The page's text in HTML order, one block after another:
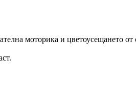
моторика и цветоусещането от